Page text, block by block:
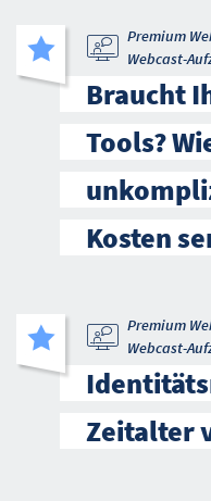
Premium
Webcast-
Braucht
Tools?
Kosten
Premium
Webcast-
Zeitalter